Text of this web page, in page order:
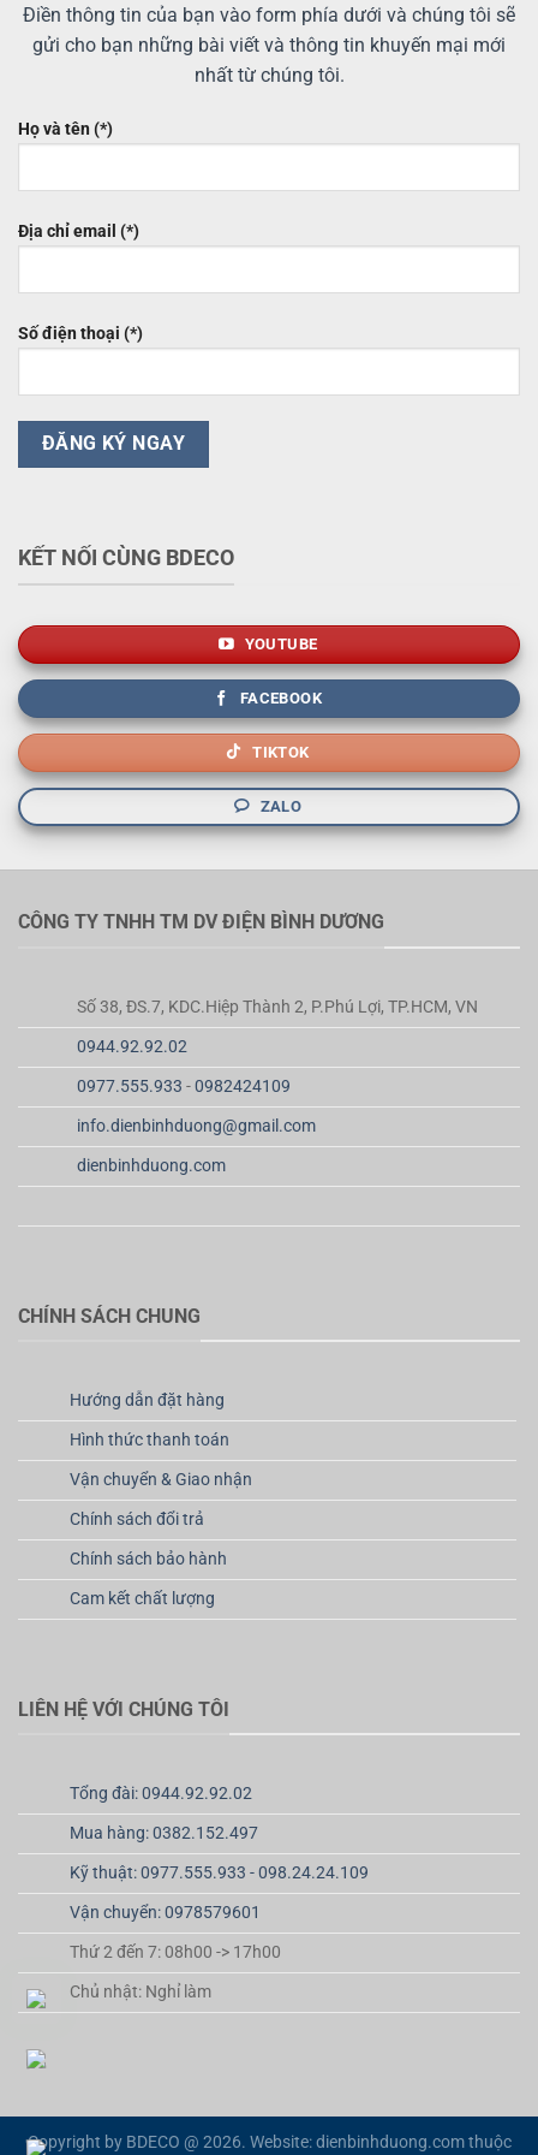
Điền thông tin của bạn vào form phía dưới và chúng tôi sẽ
gửi cho bạn những bài viết và thông tin khuyến mại mới
nhất từ chúng tôi.
Họ và tên (*)
Địa chỉ email (*)
Số điện thoại (*)
KẾT NỐI CÙNG BDECO
YOUTUBE
FACEBOOK
TIKTOK
ZALO
CÔNG TY TNHH TM DV ĐIỆN BÌNH DƯƠNG
Số 38, ĐS.7, KDC.Hiệp Thành 2, P.Phú Lợi, TP.HCM, VN
0944.92.92.02
0977.555.933 -0982424109
info.dienbinhduong@gmail.com
dienbinhduong.com
CHÍNH SÁCH CHUNG
Hướng dẫn đặt hàng
Hình thức thanh toán
Vận chuyển & Giao nhận
Chính sách đổi trả
Chính sách bảo hành
Cam kết chất lượng
LIÊN HỆ VỚI CHÚNG TÔI
Tổng đài: 0944.92.92.02
Mua hàng: 0382.152.497
Kỹ thuật: 0977.555.933 - 098.24.24.109
Vận chuyển: 0978579601
Thứ 2 đến 7: 08h00 -> 17h00
Chủ nhật: Nghỉ làm
Copyright by BDECO @ 2026. Website: dienbinhduong.com thuộc